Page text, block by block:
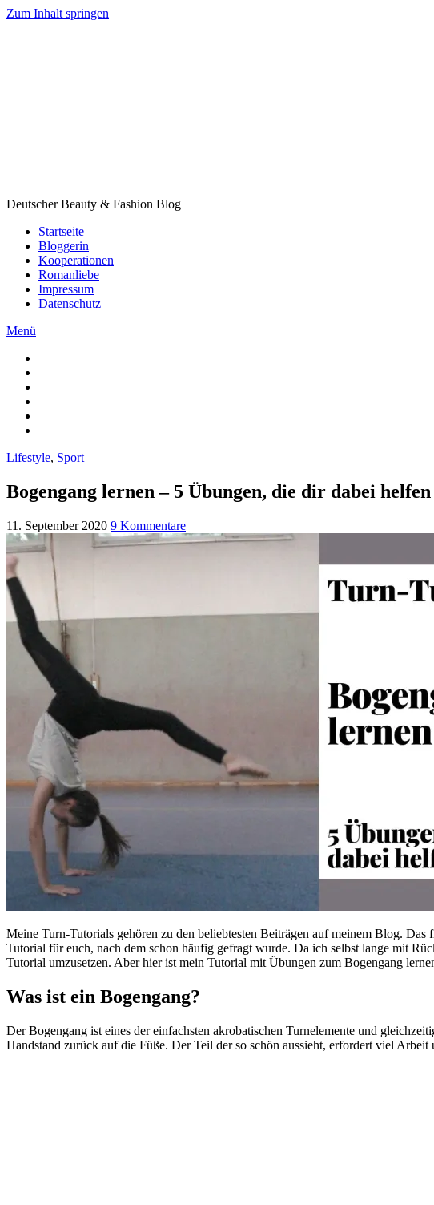
Zum Inhalt springen
Deutscher Beauty & Fashion Blog
Startseite
Bloggerin
Kooperationen
Romanliebe
Impressum
Datenschutz
Menü
Lifestyle, Sport
Bogengang lernen – 5 Übungen, die dir dabei
11. September 2020 9 Kommentare
Meine Turn-Tutorials gehören zu den beliebtesten Beiträgen auf meinem Blog.
Tutorial für euch, nach dem schon häufig gefragt wurde. Da ich selbst lange mit
Tutorial umzusetzen. Aber hier ist mein Tutorial mit Übungen zum Bogengang
Was ist ein Bogengang?
Der Bogengang ist eines der einfachsten akrobatischen Turnelemente und
Handstand zurück auf die Füße. Der Teil der so schön aussieht, erfordert viel